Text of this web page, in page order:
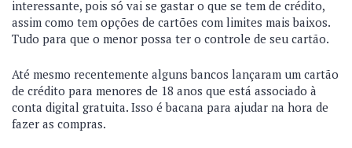
interessante, pois só vai se gastar o que se tem de crédito,
assim como tem opções de cartões com limites mais baixos.
Tudo para que o menor possa ter o controle de seu cartão.
Até mesmo recentemente alguns bancos lançaram um cartão
de crédito para menores de 18 anos que está associado à
conta digital gratuita. Isso é bacana para ajudar na hora de
fazer as compras.